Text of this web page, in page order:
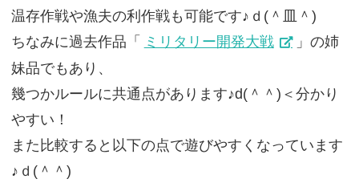
温存作戦や漁夫の利作戦も可能です♪ｄ(＾皿＾)
ちなみに過去作品「
ミリタリー開発大戦
」の姉
妹品でもあり、
幾つかルールに共通点があります♪d(＾＾)＜分かり
やすい！
また比較すると以下の点で遊びやすくなっています
♪ｄ(＾＾)